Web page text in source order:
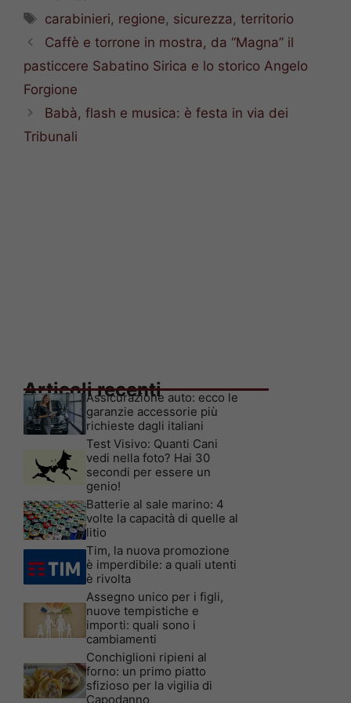
Tag
carabinieri, regione, sicurezza,territorio
Caffè e torrone in mostra, da “Magna” il
pasticcere Sabatino Sirica e lo storico Angelo
Forgione
Babà, flash e musica: è festa in via dei
Tribunali
Articoli recenti
Assicurazione auto: ecco le
garanzie accessorie più
richieste dagli italiani
Test Visivo: Quanti Cani
vedi nella foto? Hai 30
secondi per essere un
genio!
Batterie al sale marino: 4
volte la capacità di quelle al
litio
Tim, la nuova promozione
è imperdibile: a quali utenti
è rivolta
Assegno unico per i figli,
nuove tempistiche e
importi: quali sono i
cambiamenti
Conchiglioni ripieni al
forno: un primo piatto
sfizioso per la vigilia di
Capodanno